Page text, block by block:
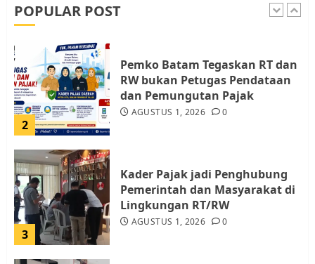
POPULAR POST
1
2
Pemko Batam Tegaskan RT dan
RW bukan Petugas Pendataan
dan Pemungutan Pajak
AGUSTUS 1, 2026 0
3
Kader Pajak jadi Penghubung
Pemerintah dan Masyarakat di
Lingkungan RT/RW
AGUSTUS 1, 2026 0